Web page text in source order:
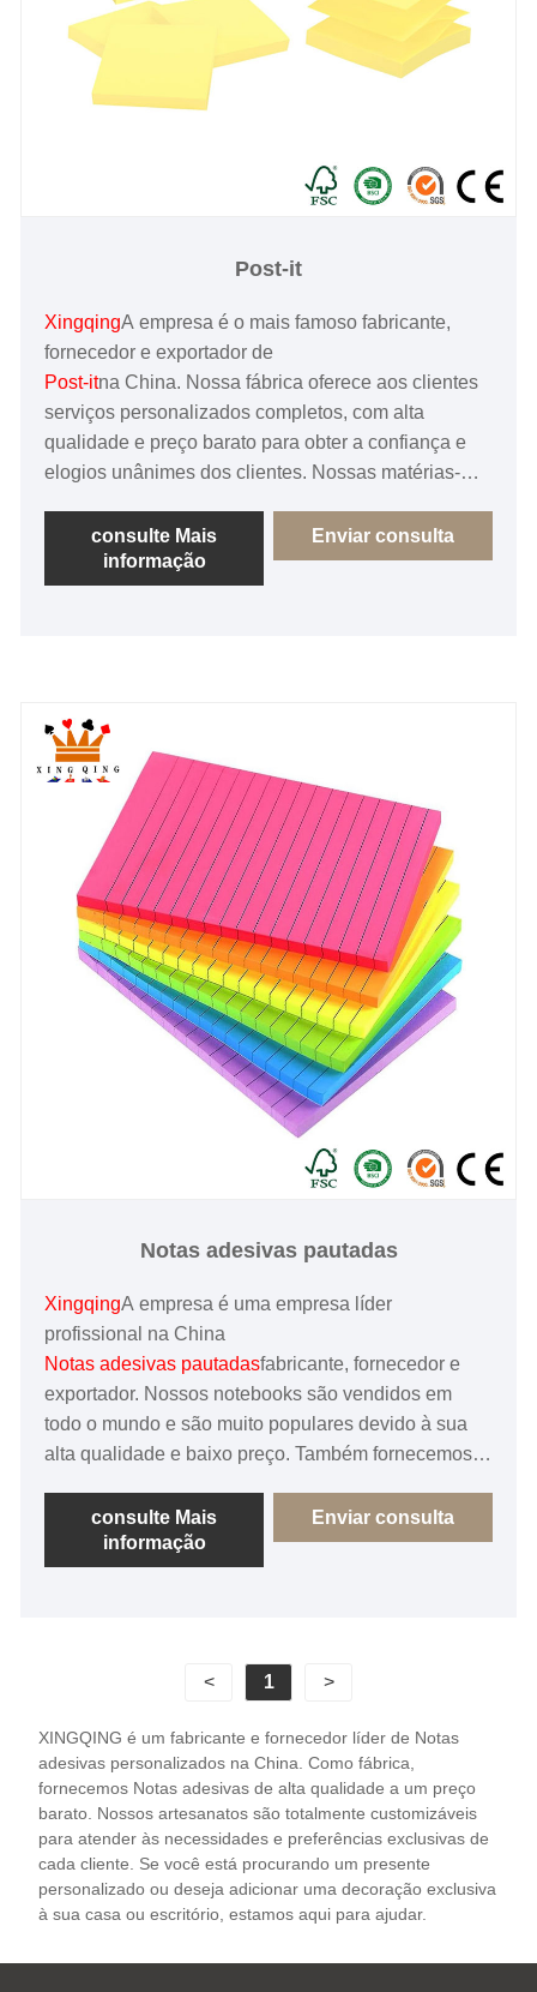
Post-it
XingqingA empresa é o mais famoso fabricante,
fornecedor e exportador de
Post-itna China. Nossa fábrica oferece aos clientes
serviços personalizados completos, com alta
qualidade e preço barato para obter a confiança e
elogios unânimes dos clientes. Nossas matérias-
estão em conformidade com o FSC.
consulte Mais
informação
Enviar consulta
Notas adesivas pautadas
XingqingA empresa é uma empresa líder
profissional na China
Notas adesivas pautadasfabricante, fornecedor e
exportador. Nossos notebooks são vendidos em
todo o mundo e são muito populares devido à sua
alta qualidade e baixo preço. Também fornecemos
clientes e somos fornecedores de muitas grandes
marcas. Esperamos sinceramente nos tornar seu
consulte Mais
informação
Enviar consulta
< 1 >
XINGQING é um fabricante e fornecedor líder de Notas
adesivas personalizados na China. Como fábrica,
fornecemos Notas adesivas de alta qualidade a um preço
barato. Nossos artesanatos são totalmente customizáveis ​​
para atender às necessidades e preferências exclusivas de
cada cliente. Se você está procurando um presente
personalizado ou deseja adicionar uma decoração exclusiva
à sua casa ou escritório, estamos aqui para ajudar.